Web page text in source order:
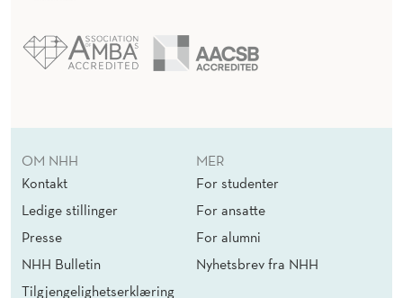
OM NHH
Kontakt
Ledige stillinger
Presse
NHH Bulletin
Tilgjengelighetserklæring
MER
For studenter
For ansatte
For alumni
Nyhetsbrev fra NHH